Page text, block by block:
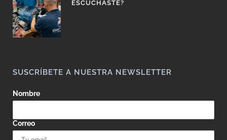
ESCUCHASTE?
SUSCRÍBETE A NUESTRA NEWSLETTER
Nombre
Correo